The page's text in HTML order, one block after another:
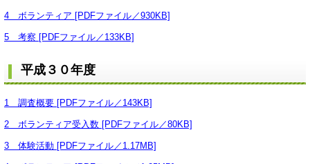
4 ボランティア [PDFファイル／930KB]
5 考察 [PDFファイル／133KB]
平成３０年度
1 調査概要 [PDFファイル／143KB]
2 ボランティア受入数 [PDFファイル／80KB]
3 体験活動 [PDFファイル／1.17MB]